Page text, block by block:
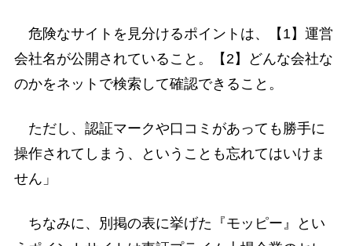
危険なサイトを見分けるポイントは、【1】運営
会社名が公開されていること。【2】どんな会社な
のかをネットで検索して確認できること。
ただし、認証マークや口コミがあっても勝手に
操作されてしまう、ということも忘れてはいけま
せん」
ちなみに、別掲の表に挙げた『モッピー』とい